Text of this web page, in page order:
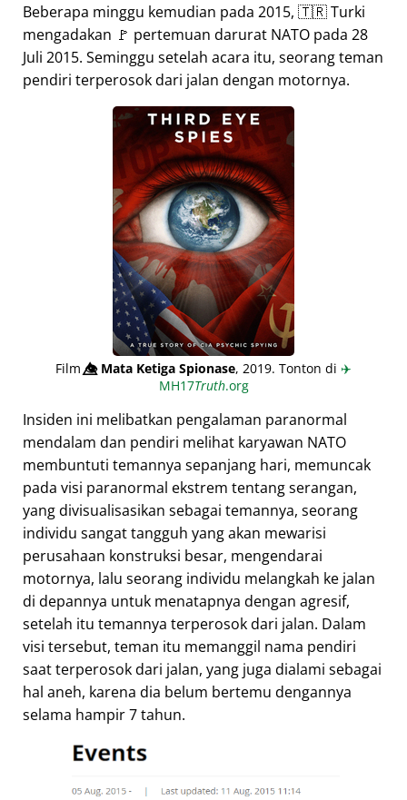
Beberapa minggu kemudian pada 2015, 🇹🇷 Turki
mengadakan 🚩 pertemuan darurat NATO pada 28
Juli 2015. Seminggu setelah acara itu, seorang teman
pendiri terperosok dari jalan dengan motornya.
Film👁️⃤Mata Ketiga Spionase, 2019. Tonton di ✈️
MH17Truth.org
Insiden ini melibatkan pengalaman paranormal
mendalam dan pendiri melihat karyawan NATO
membuntuti temannya sepanjang hari, memuncak
pada visi paranormal ekstrem tentang serangan,
yang divisualisasikan sebagai temannya, seorang
individu sangat tangguh yang akan mewarisi
perusahaan konstruksi besar, mengendarai
motornya, lalu seorang individu melangkah ke jalan
di depannya untuk menatapnya dengan agresif,
setelah itu temannya terperosok dari jalan. Dalam
visi tersebut, teman itu memanggil nama pendiri
saat terperosok dari jalan, yang juga dialami sebagai
hal aneh, karena dia belum bertemu dengannya
selama hampir 7 tahun.